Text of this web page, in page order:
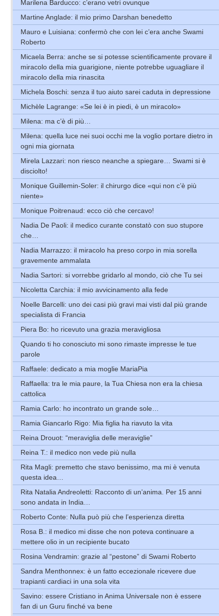
Marilena Barducco: c’erano vetri ovunque
Martine Anglade: il mio primo Darshan benedetto
Mauro e Luisiana: confermò che con lei c’era anche Swami
Roberto
Micaela Berra: anche se si potesse scientificamente provare il
miracolo della mia guarigione, niente potrebbe uguagliare il
miracolo della mia rinascita
Michela Boschi: senza il tuo aiuto sarei caduta in depressione
Michèle Lagrange: «Se lei è in piedi, è un miracolo»
Milena: ma c’è di più…
Milena: quella luce nei suoi occhi me la voglio portare dietro in
ogni mia giornata
Mirela Lazzari: non riesco neanche a spiegare… Swami si è
disciolto!
Monique Guillemin-Soler: il chirurgo dice «qui non c’è più
niente»
Monique Poitrenaud: ecco ciò che cercavo!
Nadia De Paoli: il medico curante constatò con suo stupore
che…
Nadia Marrazzo: il miracolo ha preso corpo in mia sorella
gravemente ammalata
Nadia Sartori: si vorrebbe gridarlo al mondo, ciò che Tu sei
Nicoletta Carchia: il mio avvicinamento alla fede
Noelle Barcelli: uno dei casi più gravi mai visti dal più grande
specialista di Francia
Piera Bo: ho ricevuto una grazia meravigliosa
Quando ti ho conosciuto mi sono rimaste impresse le tue
parole
Raffaele: dedicato a mia moglie MariaPia
Raffaella: tra le mia paure, la Tua Chiesa non era la chiesa
cattolica
Ramia Carlo: ho incontrato un grande sole…
Ramia Giancarlo Rigo: Mia figlia ha riavuto la vita
Reina Drouot: “meraviglia delle meraviglie”
Reina T.: il medico non vede più nulla
Rita Magli: premetto che stavo benissimo, ma mi è venuta
questa idea…
Rita Natalia Andreoletti: Racconto di un’anima. Per 15 anni
sono andata in India…
Roberto Conte: Nulla può più che l’esperienza diretta
Rosa B.: il medico mi disse che non poteva continuare a
mettere olio in un recipiente bucato
Rosina Vendramin: grazie al “pestone” di Swami Roberto
Sandra Menthonnex: è un fatto eccezionale ricevere due
trapianti cardiaci in una sola vita
Savino: essere Cristiano in Anima Universale non è essere
fan di un Guru finché va bene